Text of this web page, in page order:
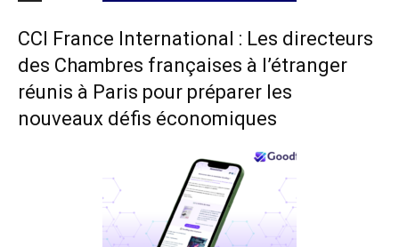
CCI France International : Les directeurs
des Chambres françaises à l’étranger
réunis à Paris pour préparer les
nouveaux défis économiques